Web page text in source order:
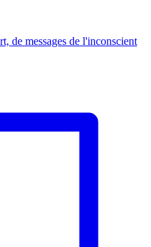
de messages de l'inconscient